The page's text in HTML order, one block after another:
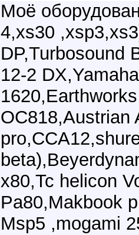
Моё
4,xs30
DP,Turbosound
12-2
OC818,Austrian
x80,Tc helicon
Pa80,Makbook
Msp5 ,mogami